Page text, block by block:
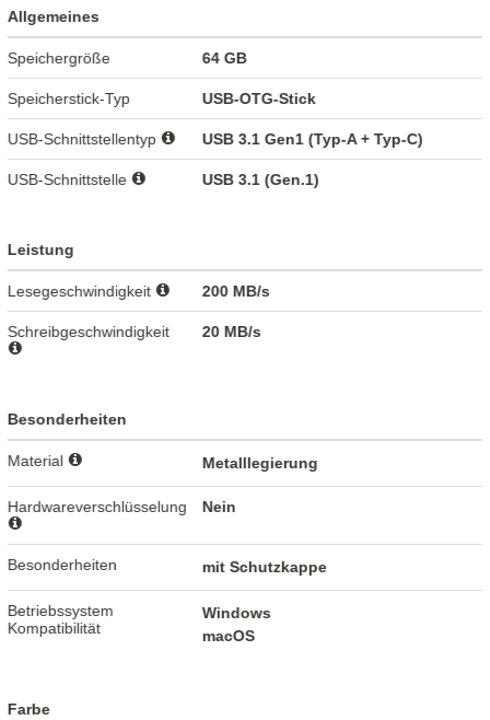
Allgemeines
Speichergröße 64 GB
Speicherstick-Typ USB-OTG-Stick
USB-Schnittstellentyp USB 3.1 Gen1 (Typ-A + Typ-C)
USB-Schnittstelle USB 3.1 (Gen.1)
Leistung
Lesegeschwindigkeit 200 MB/s
Schreibgeschwindigkeit 20 MB/s
Besonderheiten
Material Metalllegierung
Hardwareverschlüsselung Nein
Besonderheiten mit Schutzkappe
Betriebssystem
Kompatibilität
Windows
macOS
Farbe